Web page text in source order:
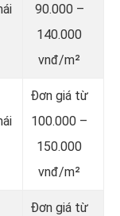
90.000 –
140.000
vnđ/m²
Đơn giá từ
100.000 –
150.000
vnđ/m²
Đơn giá từ